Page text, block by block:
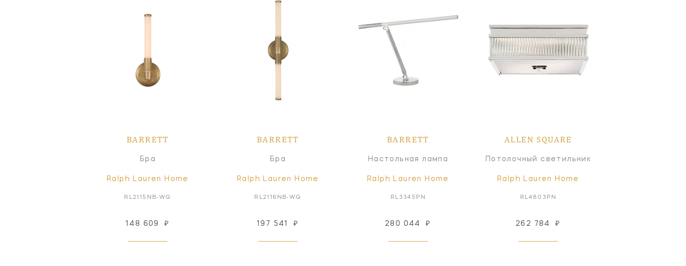
BARRETT
Бра
Ralph Lauren Home
RL2115NB-WG
148 609 ₽
BARRETT
Бра
Ralph Lauren Home
RL2116NB-WG
197 541 ₽
BARRETT
Настольная лампа
Ralph Lauren Home
RL3345PN
280 044 ₽
ALLEN SQUARE
Потолочный светильник
Ralph Lauren Home
RL4803PN
262 784 ₽